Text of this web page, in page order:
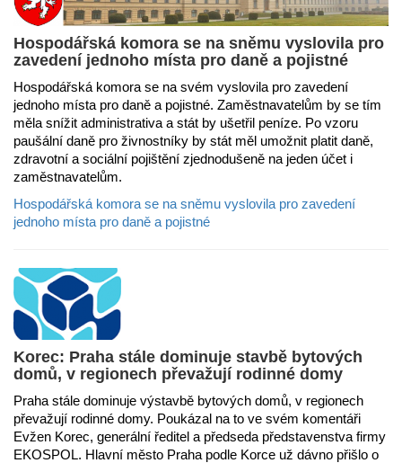
Hospodářská komora se na sněmu vyslovila pro
zavedení jednoho místa pro daně a pojistné
Hospodářská komora se na svém vyslovila pro zavedení
jednoho místa pro daně a pojistné. Zaměstnavatelům by se tím
měla snížit administrativa a stát by ušetřil peníze. Po vzoru
paušální daně pro živnostníky by stát měl umožnit platit daně,
zdravotní a sociální pojištění zjednodušeně na jeden účet i
zaměstnavatelům.
Hospodářská komora se na sněmu vyslovila pro zavedení
jednoho místa pro daně a pojistné
Korec: Praha stále dominuje stavbě bytových
domů, v regionech převažují rodinné domy
Praha stále dominuje výstavbě bytových domů, v regionech
převažují rodinné domy. Poukázal na to ve svém komentáři
Evžen Korec, generální ředitel a předseda představenstva firmy
EKOSPOL. Hlavní město Praha podle Korce už dávno přišlo o